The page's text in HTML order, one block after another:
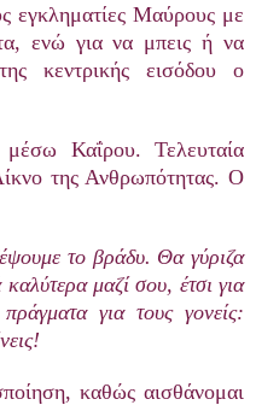
εγκληματίες Μαύρους με
ενώ για να μπεις ή να
κεντρικής εισόδου ο
Καΐρου. Τελευταία
της Ανθρωπότητας. Ο
το βράδυ. Θα γύριζα
μαζί σου, έτσι για
για τους γονείς:
καθώς αισθάνομαι